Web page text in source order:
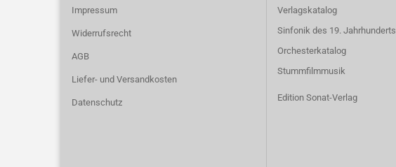
Impressum
Widerrufsrecht
AGB
Liefer- und Versandkosten
Datenschutz
Verlagskatalog
Sinfonik des 19. Jahrhunderts
Orchesterkatalog
Stummfilmmusik
Edition Sonat-Verlag